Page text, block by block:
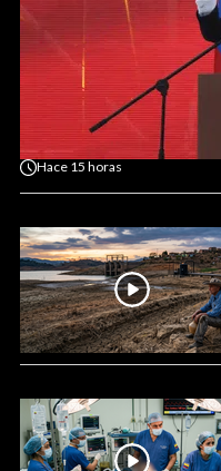
Hace 15 horas